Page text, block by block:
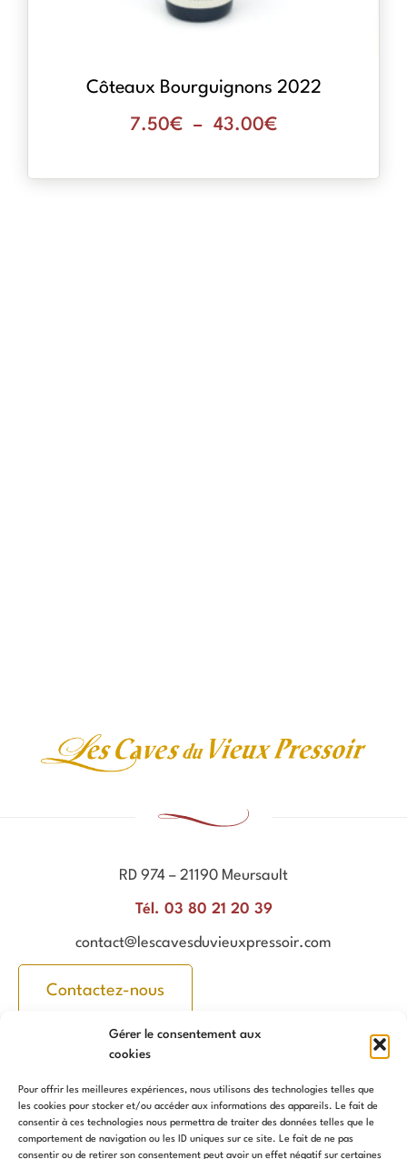
Gérer le consentement aux
cookies
Pour offrir les meilleures expériences, nous utilisons des technologies telles que
les cookies pour stocker et/ou accéder aux informations des appareils. Le fait de
consentir à ces technologies nous permettra de traiter des données telles que le
comportement de navigation ou les ID uniques sur ce site. Le fait de ne pas
consentir ou de retirer son consentement peut avoir un effet négatif sur certaines
Côteaux Bourguignons 2022
7.50€ – 43.00€
RD 974 – 21190 Meursault
Tél. 03 80 21 20 39
contact@lescavesduvieuxpressoir.com
Contactez-nous
Vins en bouteilles
Bag in Box
Cubitainer
Informations
Conditions générales de
vente
Politique de confidentialité